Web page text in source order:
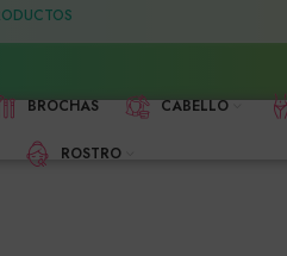
BROCHAS CABELLO
ROSTRO